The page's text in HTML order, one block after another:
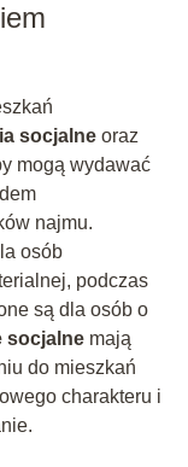
socjalneoraz
mogą wydawać
najmu.
osób
podczas
są dla osób o
socjalnemają
do mieszkań
charakteru i